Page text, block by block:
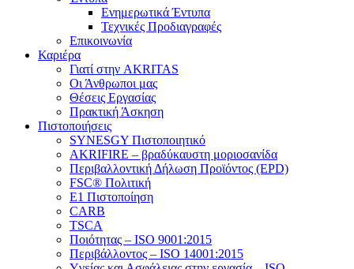
Ενημερωτικά Έντυπα
Τεχνικές Προδιαγραφές
Επικοινωνία
Καριέρα
Γιατί στην AKRITAS
Οι Άνθρωποι μας
Θέσεις Εργασίας
Πρακτική Άσκηση
Πιστοποιήσεις
SYNESGY Πιστοποιητικό
AKRIFIRE – βραδύκαυστη μοριοσανίδα
Περιβαλλοντική Δήλωση Προϊόντος (EPD)
FSC® Πολιτική
E1 Πιστοποίηση
CARB
TSCA
Πoιότητας – ISO 9001:2015
Περιβάλλοντος – ISO 14001:2015